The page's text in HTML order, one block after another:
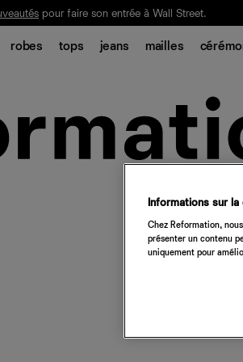
est ici. Lisez-le
pour faire son entrée à Wall Street.
robes tops jeans mailles
Informations sur
Chez Reformation,
présenter un contenu
uniquement pour